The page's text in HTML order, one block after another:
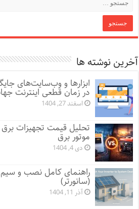
آخرین نوشته ها
ابزارها و وب‌سایت‌های
در زمان قطعی اینترنت
اسفند 27, 1404
تحلیل قیمت تجهیزات برق
موتور برق
دی 4, 1404
راهنمای کامل نصب و
(سانورتر)
آذر 11, 1404